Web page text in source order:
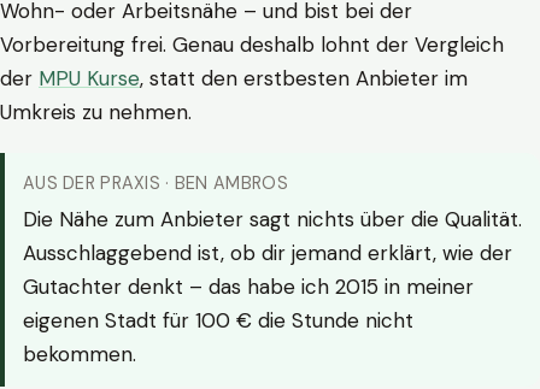
Wohn- oder Arbeitsnähe – und bist bei der
Vorbereitung frei. Genau deshalb lohnt der Vergleich
der MPU Kurse, statt den erstbesten Anbieter im
Umkreis zu nehmen.
AUS DER PRAXIS · BEN AMBROS
Die Nähe zum Anbieter sagt nichts über die Qualität.
Ausschlaggebend ist, ob dir jemand erklärt, wie der
Gutachter denkt – das habe ich 2015 in meiner
eigenen Stadt für 100 € die Stunde nicht
bekommen.